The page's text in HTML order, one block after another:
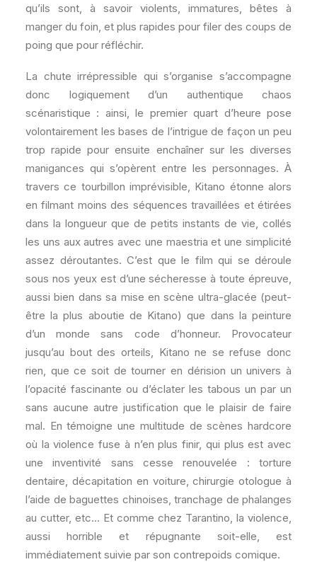
qu’ils sont, à savoir violents, immatures, bêtes à
manger du foin, et plus rapides pour filer des coups de
poing que pour réfléchir.
La chute irrépressible qui s’organise s’accompagne
donc logiquement d’un authentique chaos
scénaristique : ainsi, le premier quart d’heure pose
volontairement les bases de l’intrigue de façon un peu
trop rapide pour ensuite enchaîner sur les diverses
manigances qui s’opèrent entre les personnages. À
travers ce tourbillon imprévisible, Kitano étonne alors
en filmant moins des séquences travaillées et étirées
dans la longueur que de petits instants de vie, collés
les uns aux autres avec une maestria et une simplicité
assez déroutantes. C’est que le film qui se déroule
sous nos yeux est d’une sécheresse à toute épreuve,
aussi bien dans sa mise en scène ultra-glacée (peut-
être la plus aboutie de Kitano) que dans la peinture
d’un monde sans code d’honneur. Provocateur
jusqu’au bout des orteils, Kitano ne se refuse donc
rien, que ce soit de tourner en dérision un univers à
l’opacité fascinante ou d’éclater les tabous un par un
sans aucune autre justification que le plaisir de faire
mal. En témoigne une multitude de scènes hardcore
où la violence fuse à n’en plus finir, qui plus est avec
une inventivité sans cesse renouvelée : torture
dentaire, décapitation en voiture, chirurgie otologue à
l’aide de baguettes chinoises, tranchage de phalanges
au cutter, etc… Et comme chez Tarantino, la violence,
aussi horrible et répugnante soit-elle, est
immédiatement suivie par son contrepoids comique.